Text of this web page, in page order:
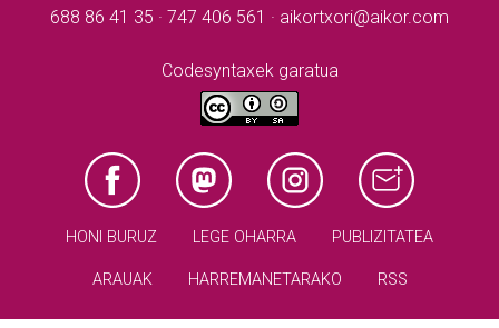
688 86 41 35 · 747 406 561 · aikortxori@aikor.com
Codesyntaxek garatua
HONI BURUZ LEGE OHARRA PUBLIZITATEA
ARAUAK HARREMANETARAKO RSS